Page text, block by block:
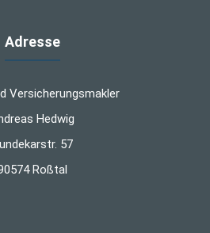
Adresse
Versicherungsmakler
Hedwig
57
Roßtal